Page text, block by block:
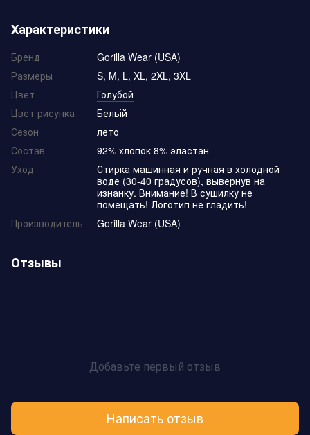
Характеристики
Бренд
Gorilla Wear (USA)
Размеры
S, M, L, XL, 2XL, 3XL
Цвет
Голубой
Цвет рисунка
Бельій
Сезон
лето
Состав
92% хлопок 8% эластан
Уход
Стирка машинная и ручная в холодной
воде (30-40 градусов), вывернув на
изнанку. Внимание! В сушилку не
помещать! Логотип не гладить!
Производитель
Gorilla Wear (USA)
Отзывы
Добавьте первый отзыв
Написать отзыв